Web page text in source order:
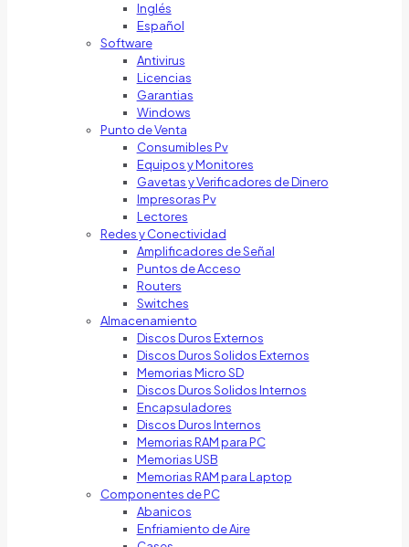
Inglés
Español
Software
Antivirus
Licencias
Garantias
Windows
Punto de Venta
Consumibles Pv
Equipos y Monitores
Gavetas y Verificadores de Dinero
Impresoras Pv
Lectores
Redes y Conectividad
Amplificadores de Señal
Puntos de Acceso
Routers
Switches
Almacenamiento
Discos Duros Externos
Discos Duros Solidos Externos
Memorias Micro SD
Discos Duros Solidos Internos
Encapsuladores
Discos Duros Internos
Memorias RAM para PC
Memorias USB
Memorias RAM para Laptop
Componentes de PC
Abanicos
Enfriamiento de Aire